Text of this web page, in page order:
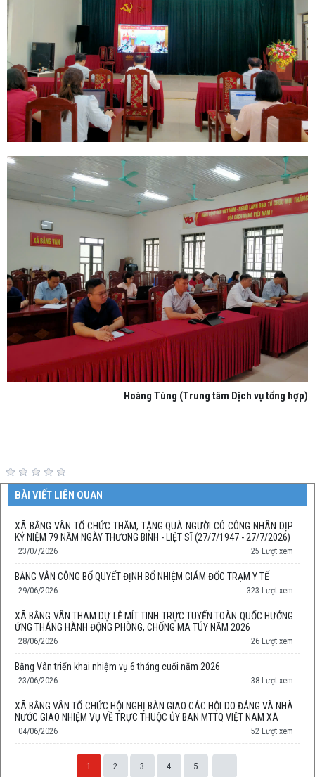
Hoàng Tùng (Trung tâm Dịch vụ tổng hợp)
BÀI VIẾT LIÊN QUAN
XÃ BẰNG VÂN TỔ CHỨC THĂM, TẶNG QUÀ NGƯỜI CÓ CÔNG NHÂN DỊP
KỶ NIỆM 79 NĂM NGÀY THƯƠNG BINH - LIỆT SĨ (27/7/1947 - 27/7/2026)
23/07/2026 25 Lượt xem
BẰNG VÂN CÔNG BỐ QUYẾT ĐỊNH BỔ NHIỆM GIÁM ĐỐC TRẠM Y TẾ
29/06/2026 323 Lượt xem
XÃ BẰNG VÂN THAM DỰ LỄ MÍT TINH TRỰC TUYẾN TOÀN QUỐC HƯỞNG
ỨNG THÁNG HÀNH ĐỘNG PHÒNG, CHỐNG MA TÚY NĂM 2026
28/06/2026 26 Lượt xem
Bằng Vân triển khai nhiệm vụ 6 tháng cuối năm 2026
23/06/2026 38 Lượt xem
XÃ BẰNG VÂN TỔ CHỨC HỘI NGHỊ BÀN GIAO CÁC HỘI DO ĐẢNG VÀ NHÀ
NƯỚC GIAO NHIỆM VỤ VỀ TRỰC THUỘC ỦY BAN MTTQ VIỆT NAM XÃ
04/06/2026 52 Lượt xem
1 2 3 4 5 ...